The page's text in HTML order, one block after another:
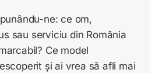
ne: ce om,
sau serviciu din România
Ce model
și ai vrea să afli mai